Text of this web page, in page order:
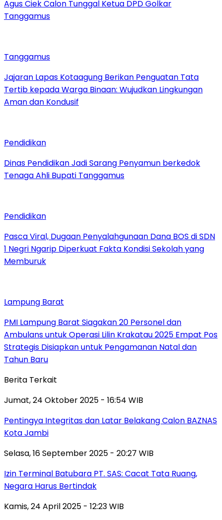
Agus Ciek Calon Tunggal Ketua DPD Golkar
Tanggamus
Tanggamus
Jajaran Lapas Kotaagung Berikan Penguatan Tata
Tertib kepada Warga Binaan: Wujudkan Lingkungan
Aman dan Kondusif
Pendidikan
Dinas Pendidikan Jadi Sarang Penyamun berkedok
Tenaga Ahli Bupati Tanggamus
Pendidikan
Pasca Viral, Dugaan Penyalahgunaan Dana BOS di SDN
1 Negri Ngarip Diperkuat Fakta Kondisi Sekolah yang
Memburuk
Lampung Barat
PMI Lampung Barat Siagakan 20 Personel dan
Ambulans untuk Operasi Lilin Krakatau 2025 Empat Pos
Strategis Disiapkan untuk Pengamanan Natal dan
Tahun Baru
Berita Terkait
Jumat, 24 Oktober 2025 - 16:54 WIB
Pentingya Integritas dan Latar Belakang Calon BAZNAS
Kota Jambi
Selasa, 16 September 2025 - 20:27 WIB
Izin Terminal Batubara PT. SAS: Cacat Tata Ruang,
Negara Harus Bertindak
Kamis, 24 April 2025 - 12:23 WIB